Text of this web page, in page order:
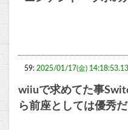
59: 2025/01/17(金)
wiiuで求めてた事
ら前座としては優秀